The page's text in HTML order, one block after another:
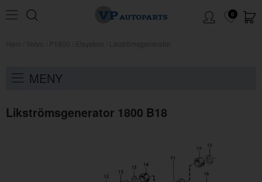
0
MENY
Likströmsgenerator 1800 B18